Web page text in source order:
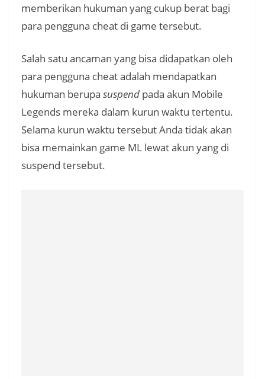
memberikan hukuman yang cukup berat bagi
para pengguna cheat di game tersebut.
Salah satu ancaman yang bisa didapatkan oleh
para pengguna cheat adalah mendapatkan
hukuman berupa suspend pada akun Mobile
Legends mereka dalam kurun waktu tertentu.
Selama kurun waktu tersebut Anda tidak akan
bisa memainkan game ML lewat akun yang di
suspend tersebut.